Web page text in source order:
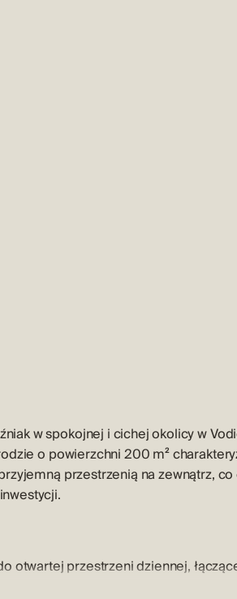
w spokojnej i cichej okolicy w
o powierzchni 200 m²
przestrzenią na zewnątrz, co
otwartej przestrzeni dziennej,
codziennemu życiu i spotkaniom